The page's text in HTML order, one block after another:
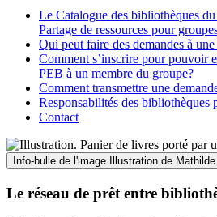
Le Catalogue des bibliothèques
Partage de ressources pour
Qui peut faire des demandes à
Comment s’inscrire pour pouvoir
PEB à un membre du groupe?
Comment transmettre une
Responsabilités des bibliothèques
Contact
Info-bulle de l'image Illustration de Mathilde
Le réseau de prêt entre